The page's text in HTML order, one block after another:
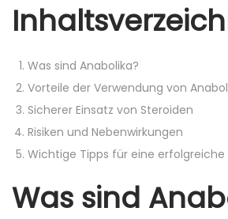
Was sind Anabolika?
Vorteile der Verwendung von
Sicherer Einsatz von Steroiden
Risiken und Nebenwirkungen
Wichtige Tipps für eine erfolgreiche
Was sind